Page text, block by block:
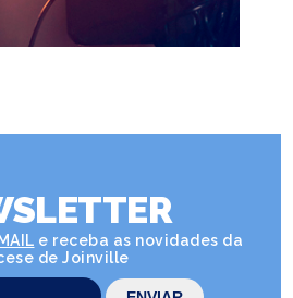
e receba as novidades da
de Joinville